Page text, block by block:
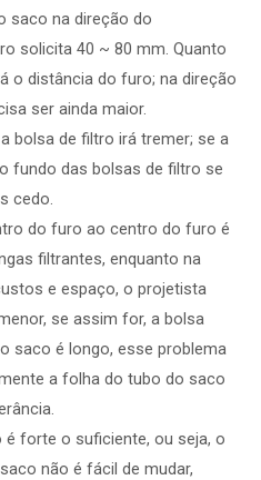
saco na direção do
solicita 40 ~ 80 mm. Quanto
o distância do furo; na direção
ser ainda maior.
bolsa de filtro irá tremer; se a
fundo das bolsas de filtro se
cedo.
do furo ao centro do furo é
filtrantes, enquanto na
e espaço, o projetista
se assim for, a bolsa
saco é longo, esse problema
a folha do tubo do saco
forte o suficiente, ou seja, o
não é fácil de mudar,